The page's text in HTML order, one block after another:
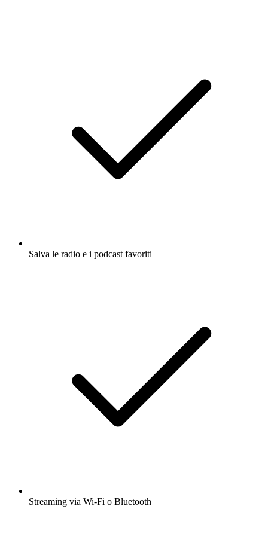
Salva le radio e i podcast favoriti
Streaming via Wi-Fi o Bluetooth